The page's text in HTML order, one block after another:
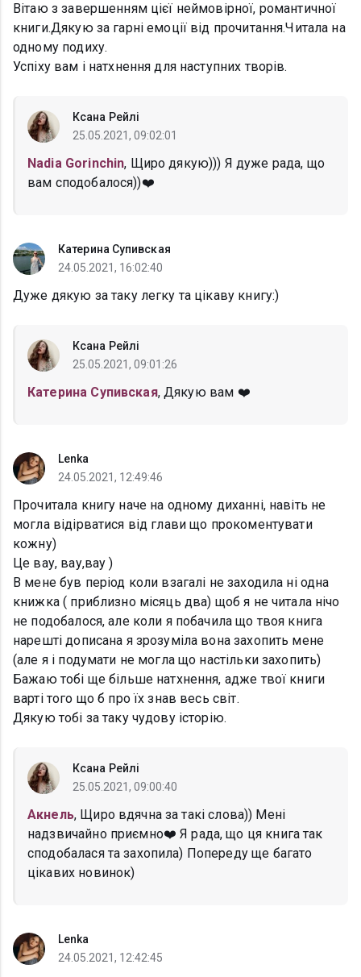
Вітаю з завершенням цієї неймовірної, романтичної
книги.Дякую за гарні емоції від прочитання.Читала на
одному подиху.
Успіху вам і натхнення для наступних творів.
Ксана Рейлі
25.05.2021, 09:02:01
Nadia Gorinchin, Щиро дякую))) Я дуже рада, що
вам сподобалося))❤️
Катерина Супивская
24.05.2021, 16:02:40
Дуже дякую за таку легку та цікаву книгу:)
Ксана Рейлі
25.05.2021, 09:01:26
Катерина Супивская, Дякую вам ❤️
Lenka
24.05.2021, 12:49:46
Прочитала книгу наче на одному диханні, навіть не
могла відірватися від глави що прокоментувати
кожну)
Це вау, вау,вау )
В мене був період коли взагалі не заходила ні одна
книжка ( приблизно місяць два) щоб я не читала нічо
не подобалося, але коли я побачила що твоя книга
нарешті дописана я зрозуміла вона захопить мене
(але я і подумати не могла що настільки захопить)
Бажаю тобі ще більше натхнення, адже твої книги
варті того що б про їх знав весь світ.
Дякую тобі за таку чудову історію.
Ксана Рейлі
25.05.2021, 09:00:40
Акнель, Щиро вдячна за такі слова)) Мені
надзвичайно приємно❤️ Я рада, що ця книга так
сподобалася та захопила) Попереду ще багато
цікавих новинок)
Lenka
24.05.2021, 12:42:45